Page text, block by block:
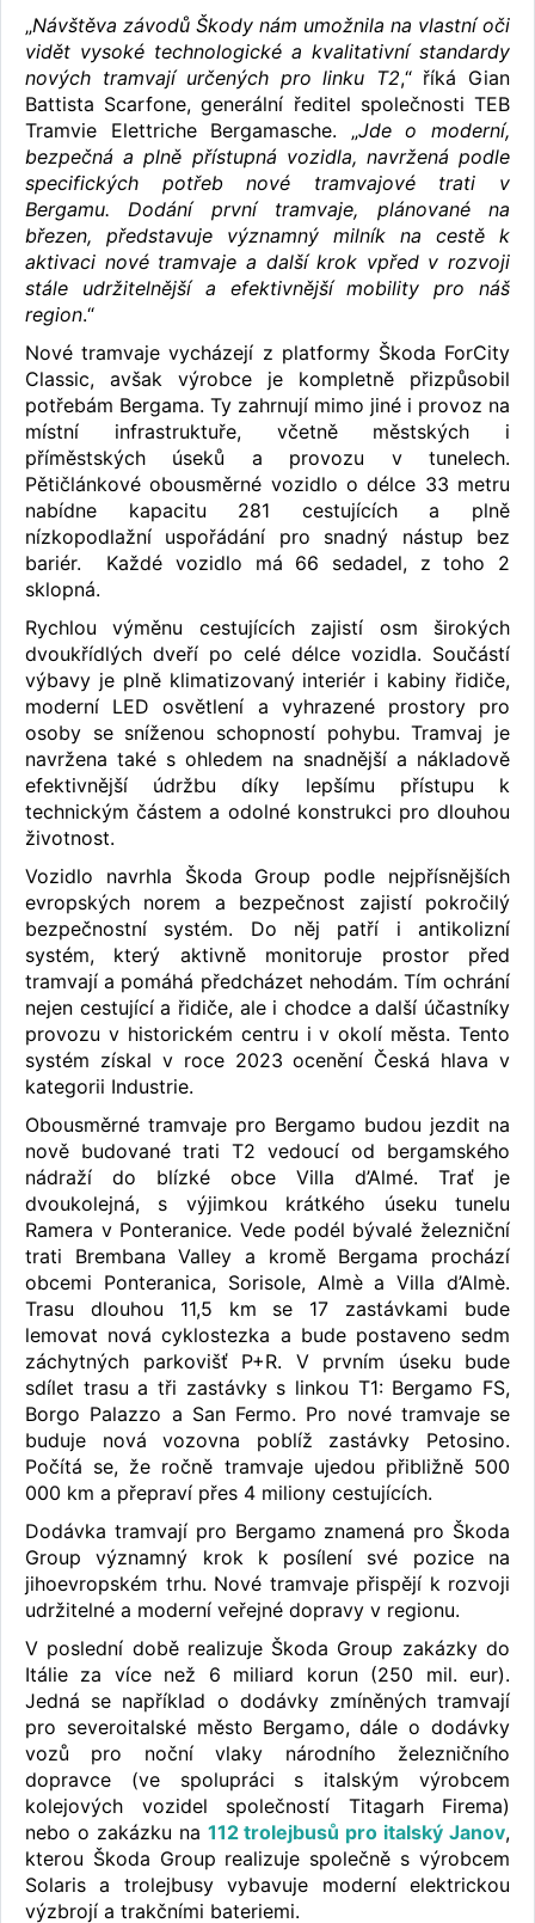
„Návštěva závodů Škody nám umožnila na vlastní oči
vidět vysoké technologické a kvalitativní standardy
nových tramvají určených pro linku T2,“ říká Gian
Battista Scarfone, generální ředitel společnosti TEB
Tramvie Elettriche Bergamasche. „Jde o moderní,
bezpečná a plně přístupná vozidla, navržená podle
specifických potřeb nové tramvajové trati v
Bergamu. Dodání první tramvaje, plánované na
březen, představuje významný milník na cestě k
aktivaci nové tramvaje a další krok vpřed v rozvoji
stále udržitelnější a efektivnější mobility pro náš
region.“
Nové tramvaje vycházejí z platformy Škoda ForCity
Classic, avšak výrobce je kompletně přizpůsobil
potřebám Bergama. Ty zahrnují mimo jiné i provoz na
místní infrastruktuře, včetně městských i
příměstských úseků a provozu v tunelech.
Pětičlánkové obousměrné vozidlo o délce 33 metru
nabídne kapacitu 281 cestujících a plně
nízkopodlažní uspořádání pro snadný nástup bez
bariér. Každé vozidlo má 66 sedadel, z toho 2
sklopná.
Rychlou výměnu cestujících zajistí osm širokých
dvoukřídlých dveří po celé délce vozidla. Součástí
výbavy je plně klimatizovaný interiér i kabiny řidiče,
moderní LED osvětlení a vyhrazené prostory pro
osoby se sníženou schopností pohybu. Tramvaj je
navržena také s ohledem na snadnější a nákladově
efektivnější údržbu díky lepšímu přístupu k
technickým částem a odolné konstrukci pro dlouhou
životnost.
Vozidlo navrhla Škoda Group podle nejpřísnějších
evropských norem a bezpečnost zajistí pokročilý
bezpečnostní systém. Do něj patří i antikolizní
systém, který aktivně monitoruje prostor před
tramvají a pomáhá předcházet nehodám. Tím ochrání
nejen cestující a řidiče, ale i chodce a další účastníky
provozu v historickém centru i v okolí města. Tento
systém získal v roce 2023 ocenění Česká hlava v
kategorii Industrie.
Obousměrné tramvaje pro Bergamo budou jezdit na
nově budované trati T2 vedoucí od bergamského
nádraží do blízké obce Villa d’Almé. Trať je
dvoukolejná, s výjimkou krátkého úseku tunelu
Ramera v Ponteranice. Vede podél bývalé železniční
trati Brembana Valley a kromě Bergama prochází
obcemi Ponteranica, Sorisole, Almè a Villa d’Almè.
Trasu dlouhou 11,5 km se 17 zastávkami bude
lemovat nová cyklostezka a bude postaveno sedm
záchytných parkovišť P+R. V prvním úseku bude
sdílet trasu a tři zastávky s linkou T1: Bergamo FS,
Borgo Palazzo a San Fermo. Pro nové tramvaje se
buduje nová vozovna poblíž zastávky Petosino.
Počítá se, že ročně tramvaje ujedou přibližně 500
000 km a přepraví přes 4 miliony cestujících.
Dodávka tramvají pro Bergamo znamená pro Škoda
Group významný krok k posílení své pozice na
jihoevropském trhu. Nové tramvaje přispějí k rozvoji
udržitelné a moderní veřejné dopravy v regionu.
V poslední době realizuje Škoda Group zakázky do
Itálie za více než 6 miliard korun (250 mil. eur).
Jedná se například o dodávky zmíněných tramvají
pro severoitalské město Bergamo, dále o dodávky
vozů pro noční vlaky národního železničního
dopravce (ve spolupráci s italským výrobcem
kolejových vozidel společností Titagarh Firema)
nebo o zakázku na 112 trolejbusů pro italský Janov,
kterou Škoda Group realizuje společně s výrobcem
Solaris a trolejbusy vybavuje moderní elektrickou
výzbrojí a trakčními bateriemi.